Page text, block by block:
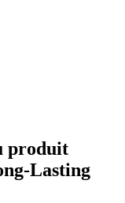
produit
Lasting